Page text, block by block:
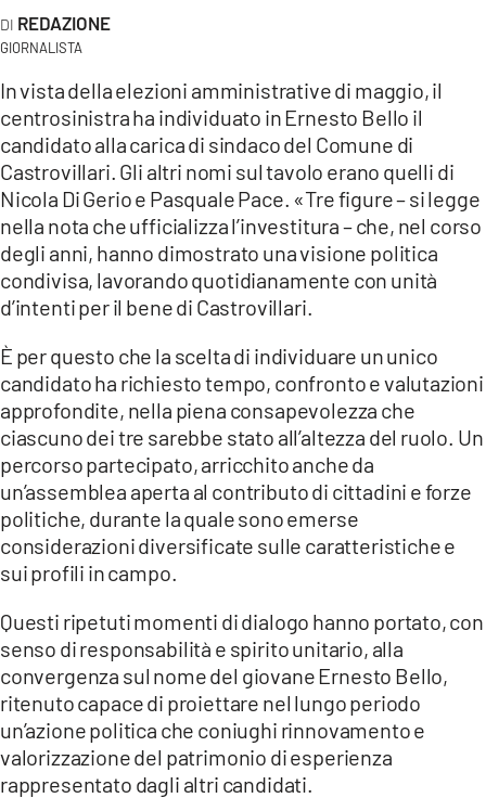
LACTV.IT
LACITYMAG.IT
ILREGGINO.IT
COSENZACHANNEL.IT
ILVIBONESE.IT
CATANZAROCHANNEL.IT
LACAPITALENEWS.IT
App
ANDROID
APPLE
REDAZIONE
GIORNALISTA
In vista della elezioni amministrative di maggio, il
centrosinistra ha individuato in Ernesto Bello il
candidato alla carica di sindaco del Comune di
Castrovillari. Gli altri nomi sul tavolo erano quelli di
Nicola Di Gerio e Pasquale Pace. «Tre figure – si legge
nella nota che ufficializza l’investitura – che, nel corso
degli anni, hanno dimostrato una visione politica
condivisa, lavorando quotidianamente con unità
d’intenti per il bene di Castrovillari.
È per questo che la scelta di individuare un unico
candidato ha richiesto tempo, confronto e valutazioni
approfondite, nella piena consapevolezza che
ciascuno dei tre sarebbe stato all’altezza del ruolo. Un
percorso partecipato, arricchito anche da
un’assemblea aperta al contributo di cittadini e forze
politiche, durante la quale sono emerse
considerazioni diversificate sulle caratteristiche e
sui profili in campo.
Questi ripetuti momenti di dialogo hanno portato, con
senso di responsabilità e spirito unitario, alla
convergenza sul nome del giovane Ernesto Bello,
ritenuto capace di proiettare nel lungo periodo
un’azione politica che coniughi rinnovamento e
valorizzazione del patrimonio di esperienza
rappresentato dagli altri candidati.